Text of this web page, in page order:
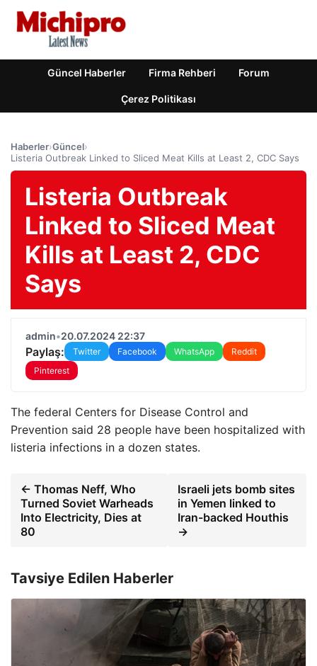
Güncel Haberler Firma Rehberi Forum
Çerez Politikası
Haberler›Güncel›
Listeria Outbreak Linked to Sliced ​​Meat Kills at Least 2, CDC Says
Listeria Outbreak
Linked to Sliced ​​Meat
Kills at Least 2, CDC
Says
admin•20.07.2024 22:37
Paylaş: Twitter Facebook WhatsApp
Reddit
Pinterest
The federal Centers for Disease Control and
Prevention said 28 people have been hospitalized with
listeria infections in a dozen states.
← Thomas Neff, Who
Turned Soviet Warheads
Into Electricity, Dies at
80
Israeli jets bomb sites
in Yemen linked to
Iran-backed Houthis
→
Tavsiye Edilen Haberler